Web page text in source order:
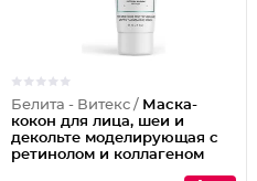
Белита - Витекс / Маска-
кокон для лица, шеи и
декольте моделирующая с
ретинолом и коллагеном